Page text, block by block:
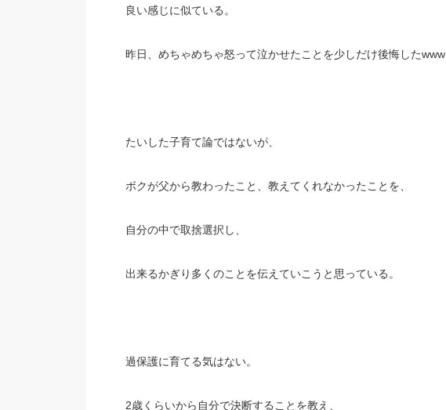
良い感じに似ている。
昨日、めちゃめちゃ怒って泣かせたことを少しだけ後悔したwww
たいした子育て論ではないが、
ボクが父から教わったこと、教えてくれなかったことを、
自分の中で取捨選択し、
出来るかぎり多くのことを伝えていこうと思っている。
過保護に育てる気はない。
2歳くらいから自分で決断することを教え、